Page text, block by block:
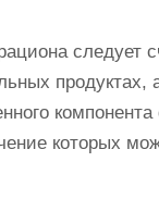
следует
продуктах,
которых